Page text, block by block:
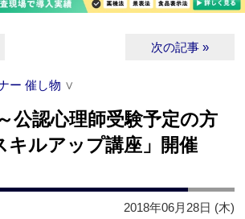
次の記事 »
ー 催し物 ∨
公認心理師受験予定の方
キルアップ講座」開催
2018年06月28日 (木)